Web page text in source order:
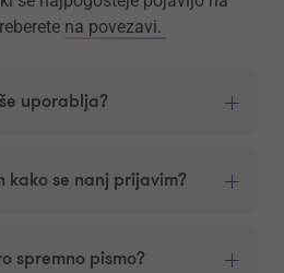
na povezavi.
še uporablja?
kako se nanj prijavim?
spremno pismo?